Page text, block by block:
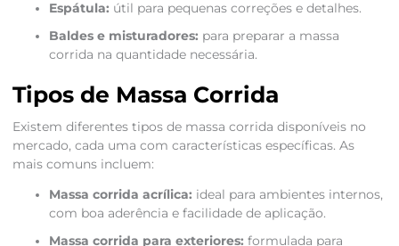
Espátula: útil para pequenas correções e detalhes.
Baldes e misturadores: para preparar a massa
corrida na quantidade necessária.
Tipos de Massa Corrida
Existem diferentes tipos de massa corrida disponíveis no
mercado, cada uma com características específicas. As
mais comuns incluem:
Massa corrida acrílica: ideal para ambientes internos,
com boa aderência e facilidade de aplicação.
Massa corrida para exteriores: formulada para